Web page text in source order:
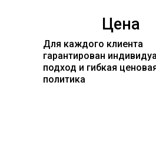
Цена
Для каждого клиента
гарантирован
подход и гибкая
политика